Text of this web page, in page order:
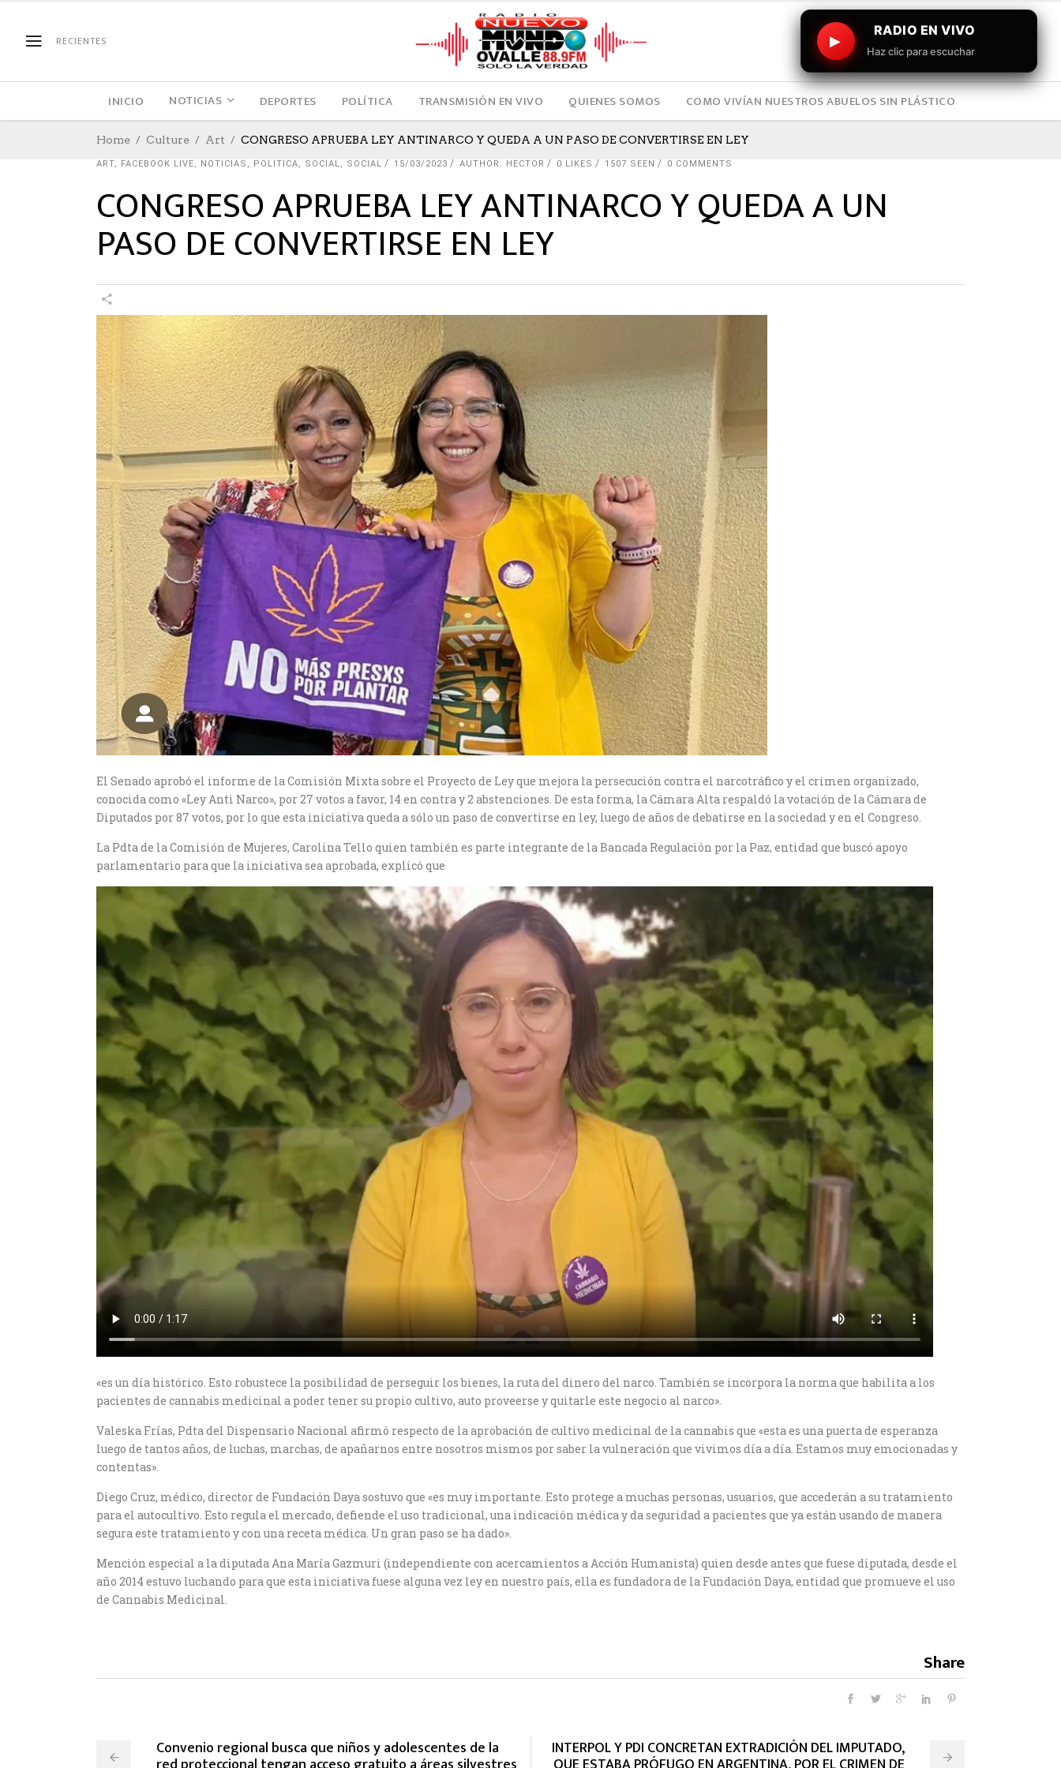
RECIENTES ▶
RADIO EN VIVO
Haz clic para escuchar
INICIO NOTICIAS DEPORTES POLÍTICA TRANSMISIÓN EN VIVO QUIENES SOMOS COMO VIVÍAN NUESTROS ABUELOS SIN PLÁSTICO
Home Culture Art CONGRESO APRUEBA LEY ANTINARCO Y QUEDA A UN PASO DE CONVERTIRSE EN LEY
ART, FACEBOOK LIVE, NOTICIAS , POLÍTICA, SOCIAL, SOCIAL 15/03/2023 AUTHOR: HECTOR 0 LIKES 1507 SEEN 0 COMMENTS
CONGRESO APRUEBA LEY ANTINARCO Y QUEDA A UN
PASO DE CONVERTIRSE EN LEY
El Senado aprobó el informe de la Comisión Mixta sobre el Proyecto de Ley que mejora la persecución contra el narcotráfico y el crimen organizado,
conocida como «Ley Anti Narco», por 27 votos a favor, 14 en contra y 2 abstenciones. De esta forma, la Cámara Alta respaldó la votación de la Cámara de
Diputados por 87 votos, por lo que esta iniciativa queda a sólo un paso de convertirse en ley, luego de años de debatirse en la sociedad y en el Congreso.
La Pdta de la Comisión de Mujeres, Carolina Tello quien también es parte integrante de la Bancada Regulación por la Paz, entidad que buscó apoyo
parlamentario para que la iniciativa sea aprobada, explicó que
«es un día histórico. Esto robustece la posibilidad de perseguir los bienes, la ruta del dinero del narco. También se incorpora la norma que habilita a los
pacientes de cannabis medicinal a poder tener su propio cultivo, auto proveerse y quitarle este negocio al narco».
Valeska Frías, Pdta del Dispensario Nacional afirmó respecto de la aprobación de cultivo medicinal de la cannabis que «esta es una puerta de esperanza
luego de tantos años, de luchas, marchas, de apañarnos entre nosotros mismos por saber la vulneración que vivimos día a día. Estamos muy emocionadas y
contentas».
Diego Cruz, médico, director de Fundación Daya sostuvo que «es muy importante. Esto protege a muchas personas, usuarios, que accederán a su tratamiento
para el autocultivo. Esto regula el mercado, defiende el uso tradicional, una indicación médica y da seguridad a pacientes que ya están usando de manera
segura este tratamiento y con una receta médica. Un gran paso se ha dado».
Mención especial a la diputada Ana María Gazmuri (independiente con acercamientos a Acción Humanista) quien desde antes que fuese diputada, desde el
año 2014 estuvo luchando para que esta iniciativa fuese alguna vez ley en nuestro país, ella es fundadora de la Fundación Daya, entidad que promueve el uso
de Cannabis Medicinal.
Share
Convenio regional busca que niños y adolescentes de la INTERPOL Y PDI CONCRETAN EXTRADICIÓN DEL IMPUTADO,